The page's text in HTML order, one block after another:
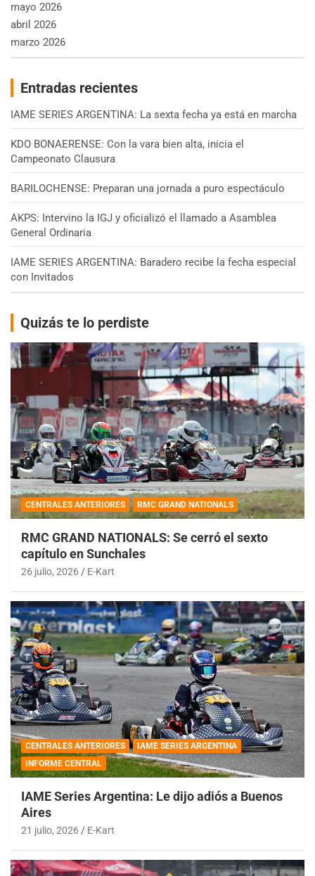
mayo 2026
abril 2026
marzo 2026
Entradas recientes
IAME SERIES ARGENTINA: La sexta fecha ya está en marcha
KDO BONAERENSE: Con la vara bien alta, inicia el
Campeonato Clausura
BARILOCHENSE: Preparan una jornada a puro espectáculo
AKPS: Intervino la IGJ y oficializó el llamado a Asamblea
General Ordinaria
IAME SERIES ARGENTINA: Baradero recibe la fecha especial
con Invitados
Quizás te lo perdiste
CENTRALES ANTERIORES RMC GRAND NATIONALS
RMC GRAND NATIONALS: Se cerró el sexto
capítulo en Sunchales
26 julio, 2026 E-Kart
CENTRALES ANTERIORES
IAME SERIES ARGENTINA
INFORME CENTRAL
IAME Series Argentina: Le dijo adiós a Buenos
Aires
21 julio, 2026 E-Kart